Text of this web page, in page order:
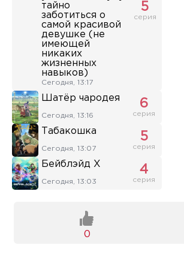
тайно
заботиться о
самой красивой
девушке (не
имеющей
никаких
жизненных
навыков)
Сегодня, 13:17
5
серия
Шатёр чародея
Сегодня, 13:16
6
серия
Табакошка
Сегодня, 13:07
5
серия
Бейблэйд X
Сегодня, 13:03
4
серия
0